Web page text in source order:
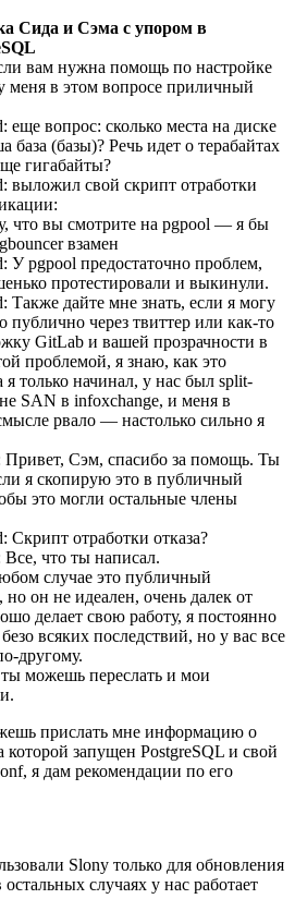
Сида и Сэма с упором в
вам нужна помощь по настройке
меня в этом вопросе приличный
еще вопрос: сколько места на диске
база (базы)? Речь идет о терабайтах
гигабайты?
выложил свой скрипт отработки
что вы смотрите на pgpool ­— я бы
взамен
У pgpool предостаточно проблем,
протестировали и выкинули.
Также дайте мне знать, если я могу
публично через твиттер или как-то
GitLab и вашей прозрачности в
проблемой, я знаю, как это
я только начинал, у нас был split-
SAN в infoxchange, и меня в
рвало — настолько сильно я
Привет, Сэм, спасибо за помощь. Ты
я скопирую это в публичный
это могли остальные члены
Скрипт отработки отказа?
Все, что ты написал.
случае это публичный
но он не идеален, очень далек от
делает свою работу, я постоянно
всяких последствий, но у вас все
другому.
можешь переслать и мои
прислать мне информацию о
которой запущен PostgreSQL и свой
я дам рекомендации по его
Slony только для обновления
случаях у нас работает